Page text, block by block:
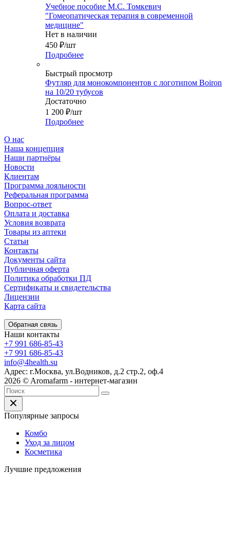
Учебное пособие М.С. Томкевич
"Гомеопатическая терапия в современной
медицине"
Нет в наличии
450 ₽/шт
Подробнее
Быстрый просмотр
Футляр для монокомпонентов с логотипом Boiron
на 10/20 тубусов
Достаточно
1 200 ₽/шт
Подробнее
О нас
Наша концепция
Наши партнёры
Новости
Клиентам
Программа лояльности
Реферальная программа
Вопрос-ответ
Оплата и доставка
Условия возврата
Товары из аптеки
Статьи
Контакты
Документы сайта
Публичная оферта
Политика обработки ПД
Сертификаты и свидетельства
Лицензии
Карта сайта
Обратная связь
Наши контакты
+7 991 686-85-43
+7 991 686-85-43
info@4health.su
Адрес: г.Москва, ул.Водников, д.2 стр.2, оф.4
2026 © Aromafarm - интернет-магазин
Популярные запросы
Комбо
Уход за лицом
Косметика
Лучшие предложения